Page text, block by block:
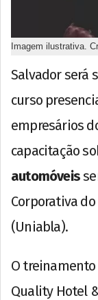
Imagem ilustrativa.
Salvador será
curso
empresários
capacitação
automóveis
Corporativa
(Uniabla).
O treinamento
Quality Hotel